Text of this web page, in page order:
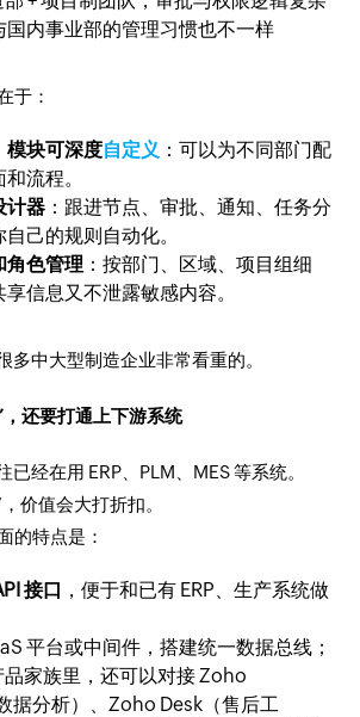
国内事业部的管理习惯也不一样
于：
模块可深度自定义 ：可以为不同部门配
流程。
计器 ：跟进节点、审批、通知、任务分
己的规则自动化。
角色管理 ：按部门、区域、项目组细
信息又不泄露敏感内容。
多中大型制造企业非常看重的。
，还要打通上下游系统
已经在用 ERP、PLM、MES 等系统。
价值会大打折扣。
的特点是：
接口 ，便于和已有 ERP、生产系统做
平台或中间件，搭建统一数据总线；
家族里，还可以对接 Zoho
据分析）、Zoho Desk（售后工